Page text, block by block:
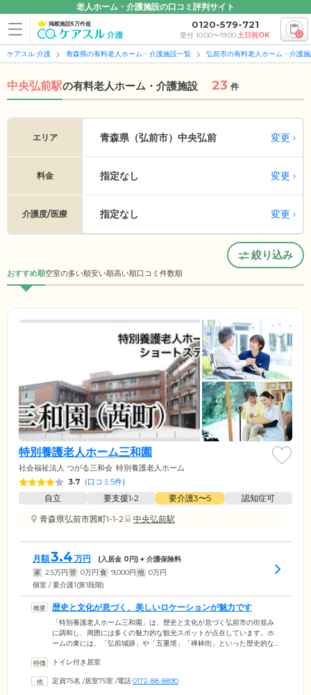
老人ホーム・介護施設の口コミ評判サイト
掲載施設5万件超 0120-579-721
受付 10:00〜19:00土日祝OK 0
ケアスル 介護 青森県の有料老人ホーム・介護施設一覧 弘前市の有料老人ホーム・介護
中央弘前駅の有料老人ホーム・介護施設 23 件
エリア 青森県（弘前市） 中央弘前 変更
料金 指定なし 変更
介護度/医療 指定なし 変更
絞り込み
おすすめ順空室の多い順安い順高い順口コミ件数順
特別養護老人ホーム三和園
社会福祉法人 つがる三和会 特別養護老人ホーム
3.7 (口コミ5件)
自立 要支援1•2 要介護3〜5
認知症可
青森県弘前市茜町1-1-2
中央弘前駅
月額3.4 万円 (入居金 0円) + 介護保険料
家 2.5万円 管 0万円 食 9,000円 他 0万円
個室 / 要介護1(第1段階)
歴史と文化が息づく、美しいロケーションが魅力です
「特別養護老人ホーム三和園」は、歴史と文化が息づく弘前市の街並み
に調和し、周囲には多くの魅力的な観光スポットが点在しています。ホ
ームの東には、「弘前城跡」や「五重塔」「禅林街」といった歴史的な
す。また、市役所や大学病院、消防本部、税務署などが集まる官庁街も
い「岩木山」があり、津軽の母なる川である「岩木川」が静かに流れる
トイレ付き居室
定員75名 /居室75室 /電話0172-88-8890